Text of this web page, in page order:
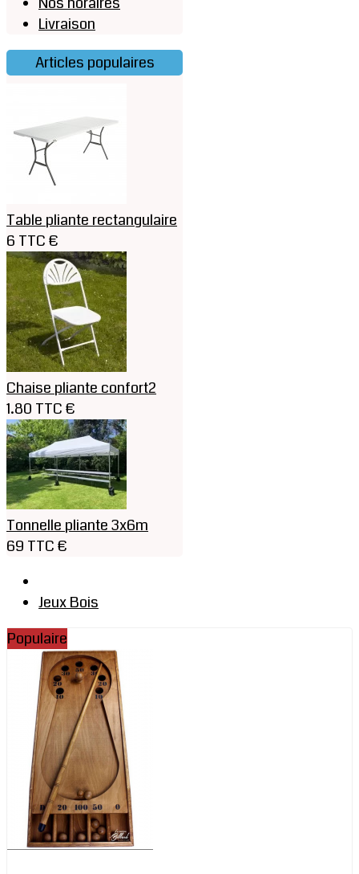
Livraison
Articles populaires
Table pliante rectangulaire
6 TTC €
Chaise pliante confort2
1.80 TTC €
Tonnelle pliante 3x6m
69 TTC €
Jeux Bois
Populaire